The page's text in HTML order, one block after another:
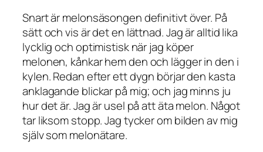
Snart är melonsäsongen definitivt över. På
sätt och vis är det en lättnad. Jag är alltid lika
lycklig och optimistisk när jag köper
melonen, kånkar hem den och lägger in den i
kylen. Redan efter ett dygn börjar den kasta
anklagande blickar på mig; och jag minns ju
hur det är. Jag är usel på att äta melon. Något
tar liksom stopp. Jag tycker om bilden av mig
själv som melonätare.